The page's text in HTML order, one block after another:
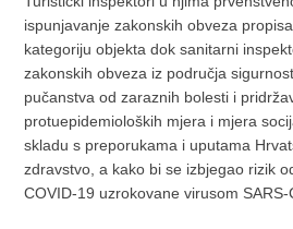
ispunjavanje zakonskih obveza
kategoriju objekta dok sanitarni
zakonskih obveza iz područja
pučanstva od zaraznih bolesti i
protuepidemioloških mjera i mjera
skladu s preporukama i uputama
zdravstvo, a kako bi se izbjegao rizik
COVID-19 uzrokovane virusom SARS-